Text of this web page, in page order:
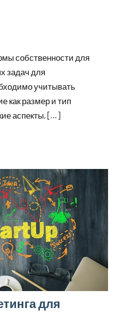
собственности для
задач для
учитывать
как размер и тип
аспекты, […]
для